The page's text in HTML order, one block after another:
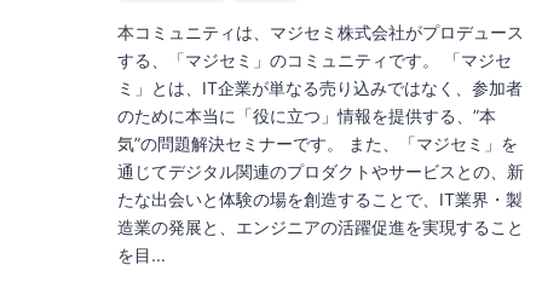
本コミュニティは、マジセミ株式会社がプロデュース
する、「マジセミ」のコミュニティです。 「マジセ
ミ」とは、IT企業が単なる売り込みではなく、参加者
のために本当に「役に立つ」情報を提供する、”本
気”の問題解決セミナーです。 また、「マジセミ」を
通じてデジタル関連のプロダクトやサービスとの、新
たな出会いと体験の場を創造することで、IT業界・製
造業の発展と、エンジニアの活躍促進を実現すること
を目...